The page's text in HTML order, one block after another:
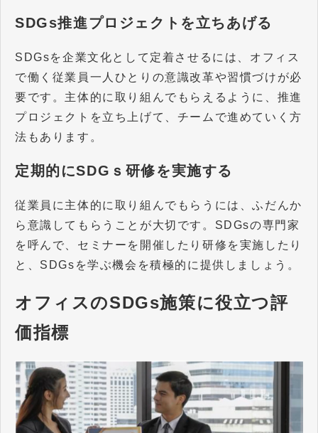
SDGs推進プロジェクトを立ちあげる
SDGsを企業文化として定着させるには、オフィス
で働く従業員一人ひとりの意識改革や習慣づけが必
要です。主体的に取り組んでもらえるように、推進
プロジェクトを立ち上げて、チームで進めていく方
法もあります。
定期的にSDGｓ研修を実施する
従業員に主体的に取り組んでもらうには、ふだんか
ら意識してもらうことが大切です。SDGsの専門家
を呼んで、セミナーを開催したり研修を実施したり
と、SDGsを学ぶ機会を積極的に提供しましょう。
オフィスのSDGs施策に役立つ評
価指標